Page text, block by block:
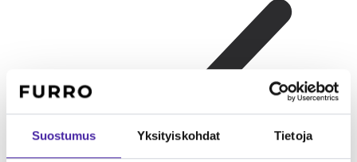
Suostumus Yksityiskohdat Tietoja